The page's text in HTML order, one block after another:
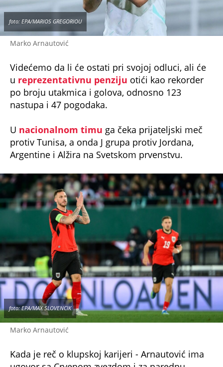
Marko Arnautović
foto: EPA/MARIOS GREGORIOU
ureprezentativnu penzijuotići kao rekorder
po broju utakmica i golova, odnosno 123
nastupa i 47 pogodaka.
protiv Tunisa, a onda J grupa protiv Jordana,
Argentine i Alžira na Svetskom prvenstvu.
Marko Arnautović
foto: EPA/MAX SLOVENCIK
ugovor sa Crvenom zvezdom i za narednu